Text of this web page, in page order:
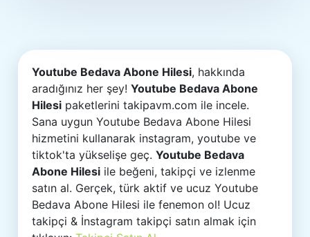
Youtube Bedava Abone Hilesi, hakkında
aradığınız her şey!Youtube Bedava Abone
Hilesi paketlerini takipavm.com ile incele.
Sana uygun Youtube Bedava Abone Hilesi
hizmetini kullanarak instagram, youtube ve
tiktok'ta yükselişe geç.Youtube Bedava
Abone Hilesi ile beğeni, takipçi ve izlenme
satın al. Gerçek, türk aktif ve ucuz Youtube
Bedava Abone Hilesi ile fenemon ol! Ucuz
takipçi & İnstagram takipçi satın almak için